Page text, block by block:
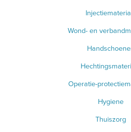
Wond- en
Operatie-
Hygiene
Thuiszorg